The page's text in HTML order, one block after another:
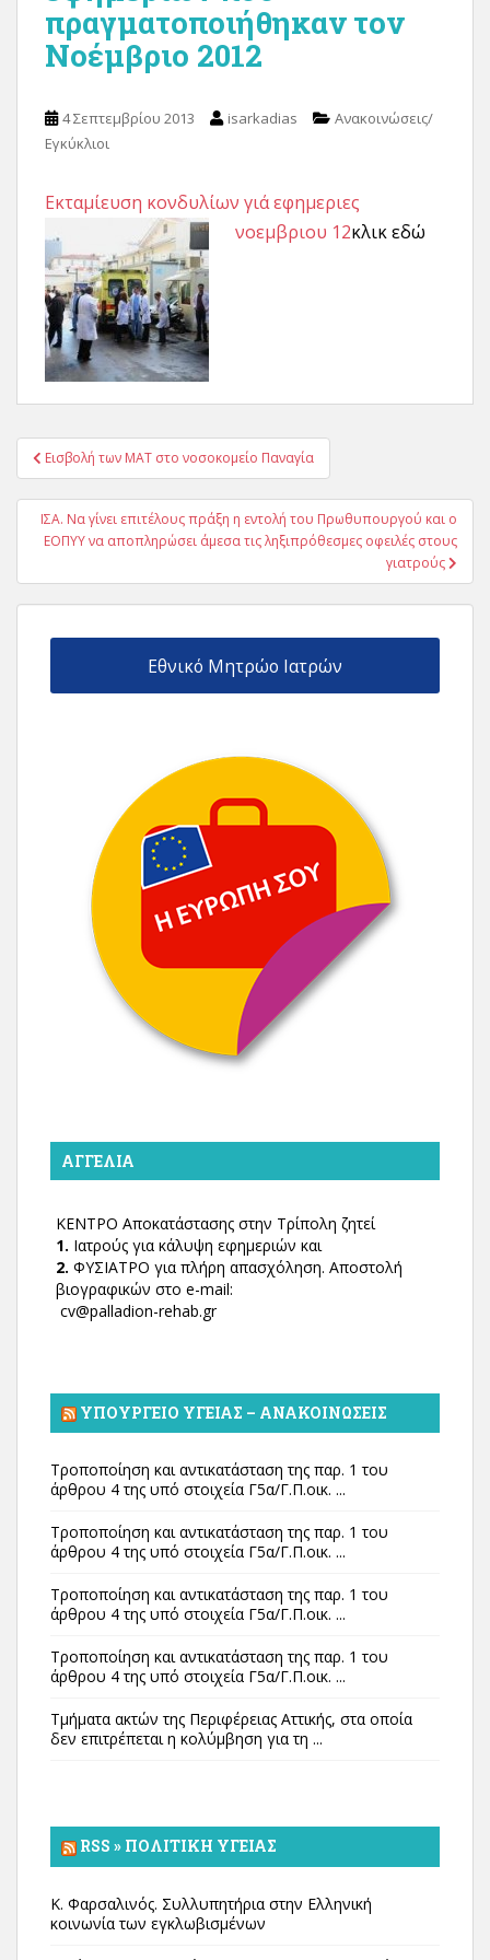
πραγματοποιήθηκαν τον
Νοέμβριο 2012
4 Σεπτεμβρίου 2013 isarkadias
Ανακοινώσεις/
Εγκύκλιοι
Εκταμίευση κονδυλίων γιά εφημεριες
νοεμβριου 12κλικ εδώ
Πλοήγηση
άρθρων
Εισβολή των ΜΑΤ στο νοσοκομείο Παναγία
ΙΣΑ. Να γίνει επιτέλους πράξη η εντολή του Πρωθυπουργού και ο
ΕΟΠΥΥ να αποπληρώσει άμεσα τις ληξιπρόθεσμες οφειλές στους
γιατρούς
Εθνικό Μητρώο Ιατρών
ΑΓΓΕΛΊΑ
ΚΕΝΤΡΟ Αποκατάστασης στην Τρίπολη ζητεί
1. Ιατρούς για κάλυψη εφημεριών και
2. ΦΥΣΙΑΤΡΟ για πλήρη απασχόληση. Αποστολή
βιογραφικών στο e-mail:
cv@palladion-rehab.gr
ΥΠΟΥΡΓΕΊΟ ΥΓΕΊΑΣ – ΑΝΑΚΟΙΝΏΣΕΙΣ
Τροποποίηση και αντικατάσταση της παρ. 1 του
άρθρου 4 της υπό στοιχεία Γ5α/Γ.Π.οικ. ...
Τροποποίηση και αντικατάσταση της παρ. 1 του
άρθρου 4 της υπό στοιχεία Γ5α/Γ.Π.οικ. ...
Τροποποίηση και αντικατάσταση της παρ. 1 του
άρθρου 4 της υπό στοιχεία Γ5α/Γ.Π.οικ. ...
Τροποποίηση και αντικατάσταση της παρ. 1 του
άρθρου 4 της υπό στοιχεία Γ5α/Γ.Π.οικ. ...
Τμήματα ακτών της Περιφέρειας Αττικής, στα οποία
δεν επιτρέπεται η κολύμβηση για τη ...
RSS » ΠΟΛΙΤΙΚΉ ΥΓΕΊΑΣ
Κ. Φαρσαλινός. Συλλυπητήρια στην Ελληνική
κοινωνία των εγκλωβισμένων